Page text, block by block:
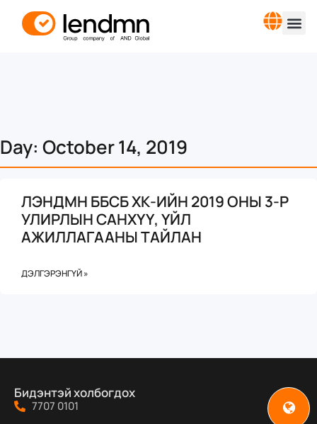
Day: October 14, 2019
ЛЭНДМН ББСБ ХК-ИЙН 2019 ОНЫ 3-Р
УЛИРЛЫН САНХҮҮ, ҮЙЛ
АЖИЛЛАГААНЫ ТАЙЛАН
ДЭЛГЭРЭНГҮЙ »
Бидэнтэй холбогдох
7707 0101